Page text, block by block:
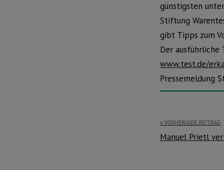
günstigsten
Stiftung
gibt Tipps zum
Der ausführliche
www.test.de/
Pressemeldung
VORHERIGER BEITRAG
Manuel Prietl